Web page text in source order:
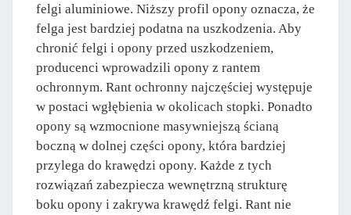
felgi aluminiowe. Niższy profil opony oznacza, że
felga jest bardziej podatna na uszkodzenia. Aby
chronić felgi i opony przed uszkodzeniem,
producenci wprowadzili opony z rantem
ochronnym. Rant ochronny najczęściej występuje
w postaci wgłębienia w okolicach stopki. Ponadto
opony są wzmocnione masywniejszą ścianą
boczną w dolnej części opony, która bardziej
przylega do krawędzi opony. Każde z tych
rozwiązań zabezpiecza wewnętrzną strukturę
boku opony i zakrywa krawędź felgi. Rant nie